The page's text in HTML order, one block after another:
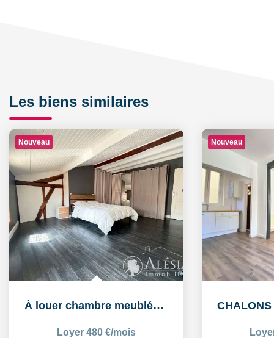
Les biens similaires
Nouveau
À louer chambre meublée de 16,26 m² dans un logement...
Loyer 480 €/mois
Nouveau